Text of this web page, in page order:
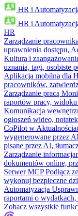
HR i
HR i
HR
Zarządzanie
uprawnienia dostępu,
Kultura i
uznania, tagi, osobiste
Aplikacja mobilna dla
pracowników,
Zarządzanie pracą
raportów pracy, widoku
Komunikacja
ogłoszeń wideo,
CoPilot w
wygenerowane przez
pisane przez AI,
Zarządzanie
dokumentów online,
Serwer MCP Podłącz
wykonuj bezpieczne
Automatyzacja
raportami o
Zobacz wszystkie